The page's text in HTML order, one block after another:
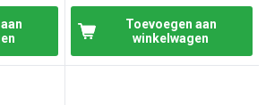
Toevoegen aan
winkelwagen